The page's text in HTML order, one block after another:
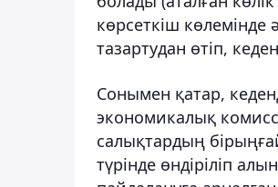
көрсеткіш көлемінде
тазартудан өтіп,
Сонымен қатар,
экономикалық
салықтардың
түрінде өндіріліп